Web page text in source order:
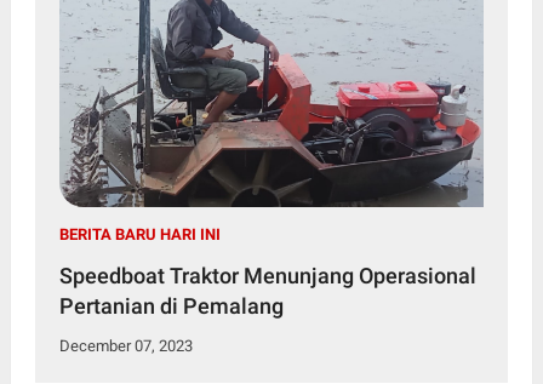
BERITA BARU HARI INI
Speedboat Traktor Menunjang Operasional
Pertanian di Pemalang
December 07, 2023